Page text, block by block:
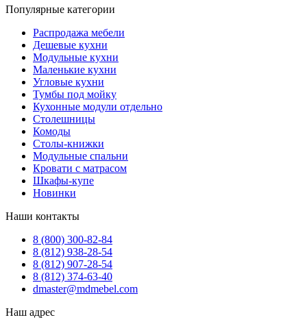
Популярные категории
Распродажа мебели
Дешевые кухни
Модульные кухни
Маленькие кухни
Угловые кухни
Тумбы под мойку
Кухонные модули отдельно
Столешницы
Комоды
Столы-книжки
Модульные спальни
Кровати с матрасом
Шкафы-купе
Новинки
Наши контакты
8 (800) 300-82-84
8 (812) 938-28-54
8 (812) 907-28-54
8 (812) 374-63-40
dmaster@mdmebel.com
Наш адрес